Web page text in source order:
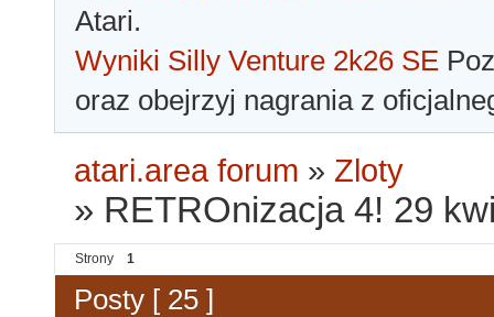
Atari.
Wyniki Silly Venture 2k26 SE
oraz obejrzyj nagrania z
atari.area forum » Zloty
» RETROnizacja 4! 29
Strony 1
Posty [ 25 ]